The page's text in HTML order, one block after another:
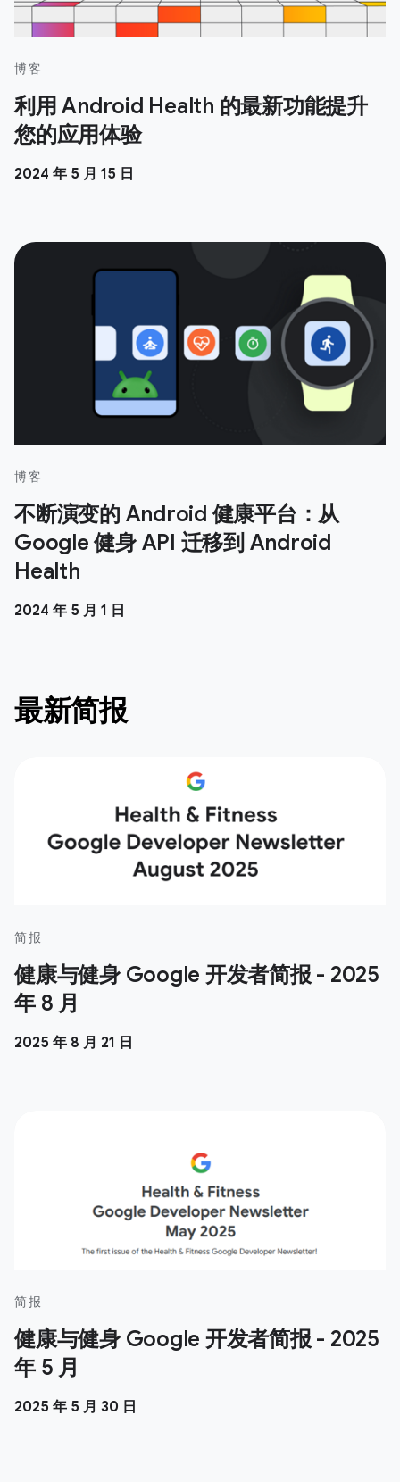
博客
利用 Android Health 的最新功能提升
您的应用体验
2024 年 5 月 15 日
博客
不断演变的 Android 健康平台：从
Google 健身 API 迁移到 Android
Health
2024 年 5 月 1 日
最新简报
简报
健康与健身 Google 开发者简报 - 2025
年 8 月
2025 年 8 月 21 日
简报
健康与健身 Google 开发者简报 - 2025
年 5 月
2025 年 5 月 30 日